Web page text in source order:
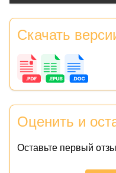
Скачать
Оценить и
Оставьте первый